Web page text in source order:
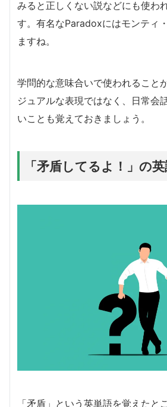
みると正しくない説などにも使わ
す。有名なParadoxにはモンティ
ますね。
学問的な意味合いで使われること
ジュアルな表現ではなく、日常会
いことも覚えておきましょう。
「矛盾してるよ！」の
「矛盾」という英単語を覚えたと